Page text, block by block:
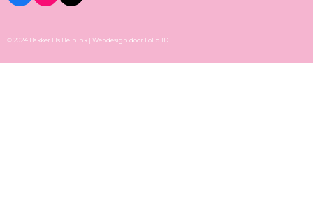
A
E
B
O
N
T
A
R
I
T
O
© 2024 Bakker IJs Heinink | Webdesign door LoEd ID